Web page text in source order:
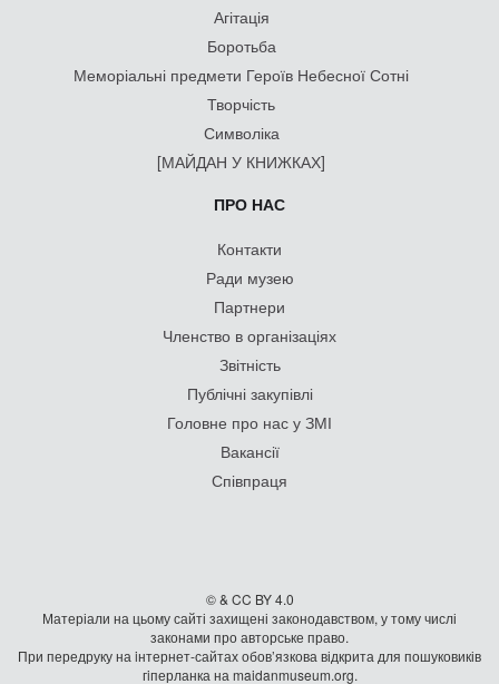
Агітація
Боротьба
Меморіальні предмети Героїв Небесної Сотні
Творчість
Символіка
[МАЙДАН У КНИЖКАХ]
ПРО НАС
Контакти
Ради музею
Партнери
Членство в організаціях
Звітність
Публічні закупівлі
Головне про нас у ЗМІ
Вакансії
Співпраця
© & CC BY 4.0
Матеріали на цьому сайті захищені законодавством, у тому числі
законами про авторське право.
При передруку на iнтернет-сайтах обов’язкова відкрита для пошуковиків
гiперланка на maidanmuseum.org.